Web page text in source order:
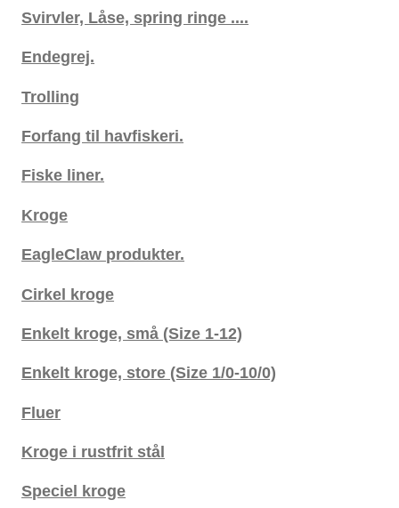
Svirvler, Låse, spring ringe ....
Endegrej.
Trolling
Forfang til havfiskeri.
Fiske liner.
Kroge
EagleClaw produkter.
Cirkel kroge
Enkelt kroge, små (Size 1-12)
Enkelt kroge, store (Size 1/0-10/0)
Fluer
Kroge i rustfrit stål
Speciel kroge